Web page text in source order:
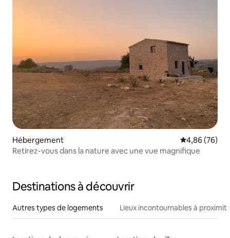
Hébergement Évaluation
4,86 (76)
Retirez-vous dans la nature avec une vue magnifique
Destinations à découvrir
Autres types de logements Lieux incontournables à